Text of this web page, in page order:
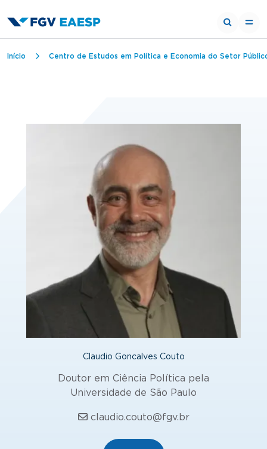
Trilha de navegação
Início Centro de Estudos em Política e Economia do Setor
Claudio Goncalves Couto
Doutor em Ciência Política pela
Universidade de São Paulo
claudio.couto@fgv.br